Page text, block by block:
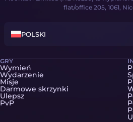
flat/office 205, 1061,
POLSKI
GRY
Wymień
Wydarzenie
Misje
Darmowe skrzynki
Ulepsz
PvP